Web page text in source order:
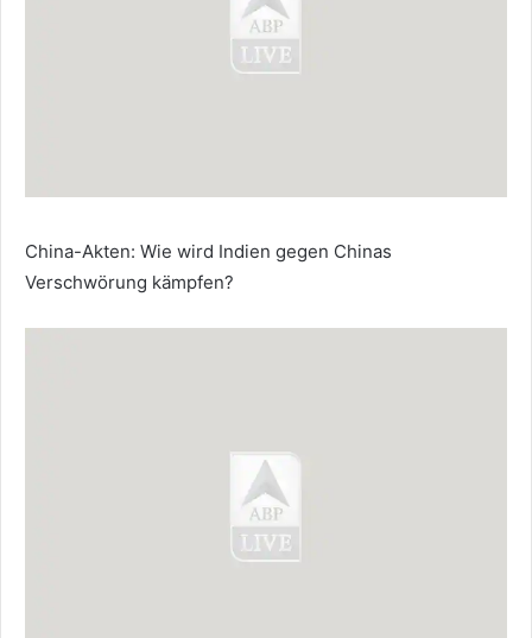
China-Akten: Wie wird Indien gegen Chinas
Verschwörung kämpfen?